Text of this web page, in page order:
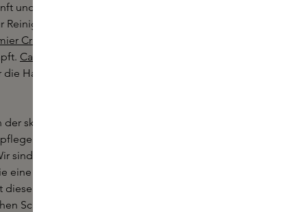
und dennoch intensiv reinigt.
Reinigung der Poren und zur
Cru
Caudalie Resveratrol Lift
Haut strafft und festigt,
skincare garantiert, dass jedes
und zu verbessern. Ihre
sind bereit, Sie mit der Welt von
sanfte Umarmung für Ihre
außergewöhnlichen Linien
Schönheit und Ihres selfcare